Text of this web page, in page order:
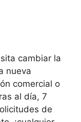
cambiar la
nueva
comercial o
al día, 7
de